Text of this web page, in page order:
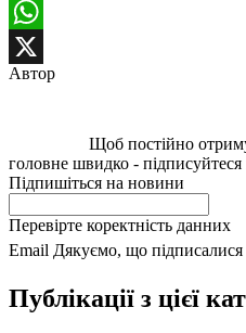
Telegram
WhatsApp
X
Автор
Щоб постійно
головне швидко -
Підпишіться на новини
Перевірте коректність данних
Email Дякуємо, що підписалися
Публікації з цієї